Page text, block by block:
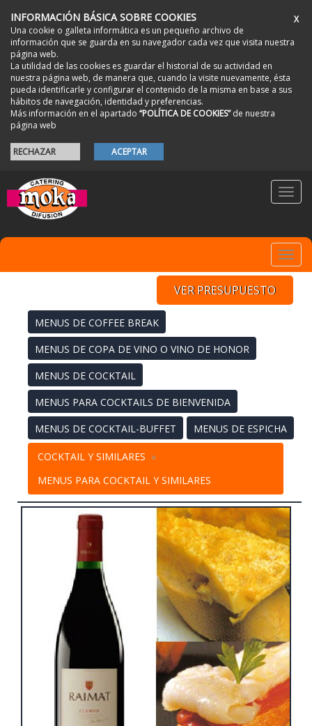
X
INFORMACIÓN BÁSICA SOBRE COOKIES
Una cookie o galleta informática es un pequeño archivo de
información que se guarda en su navegador cada vez que visita nuestra
página web.
La utilidad de las cookies es guardar el historial de su actividad en
nuestra página web, de manera que, cuando la visite nuevamente, ésta
pueda identificarle y configurar el contenido de la misma en base a sus
hábitos de navegación, identidad y preferencias.
Más información en el apartado “POLÍTICA DE COOKIES”de nuestra
página web
RECHAZAR ACEPTAR
VER PRESUPUESTO
MENUS DE COFFEE BREAK
MENUS DE COPA DE VINO O VINO DE HONOR
MENUS DE COCKTAIL
MENUS PARA COCKTAILS DE BIENVENIDA
MENUS DE COCKTAIL-BUFFET
MENUS DE ESPICHA
COCKTAIL Y SIMILARES
MENUS PARA COCKTAIL Y SIMILARES